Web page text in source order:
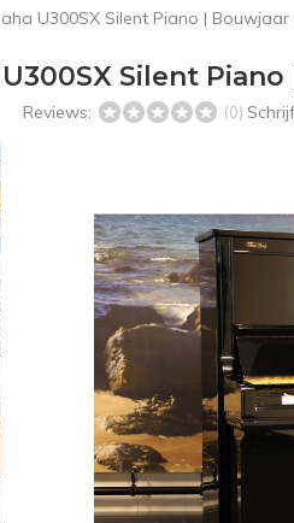
U300SX Silent Piano | Bouwjaar
Silent
Reviews: (0)